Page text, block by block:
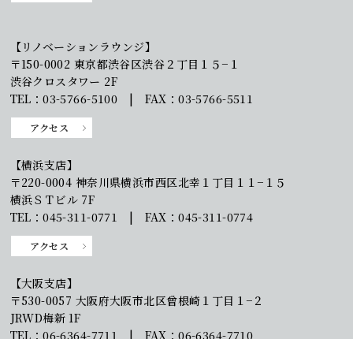
【リノベーションラウンジ】
〒150-0002 東京都渋谷区渋谷２丁目１５−１
渋谷クロスタワー 2F
TEL：03-5766-5100 | FAX：03-5766-5511
アクセス
【横浜支店】
〒220-0004 神奈川県横浜市西区北幸１丁目１１−１５
横浜ＳＴビル 7F
TEL：045-311-0771 | FAX：045-311-0774
アクセス
【大阪支店】
〒530-0057 大阪府大阪市北区曾根崎１丁目１−２
JRWD梅新 1F
TEL：06-6364-7711 | FAX：06-6364-7710